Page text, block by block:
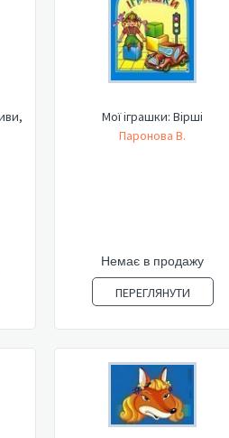
Мої іграшки: Вірші
Паронова В.
Немає в продажу
ПЕРЕГЛЯНУТИ